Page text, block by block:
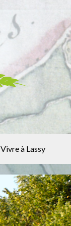
Vivre à Lassy